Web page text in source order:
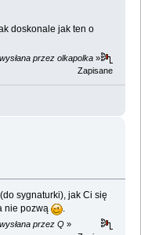
doskonale jak ten o
przez olkapolka »
Zapisane
sygnaturki), jak Ci się
nie pozwą .
przez Q »